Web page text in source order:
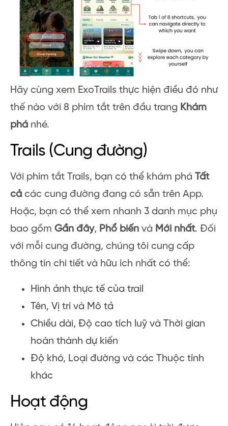
Hãy cùng xem ExoTrails thực hiện điều đó như
thế nào với 8 phím tắt trên đầu trang Khám
phá nhé.
Trails (Cung đường)
Với phím tắt Trails, bạn có thể khám phá Tất
cả các cung đường đang có sẵn trên App.
Hoặc, bạn có thể xem nhanh 3 danh mục phụ
bao gồm Gần đây, Phổ biến và Mới nhất. Đối
với mỗi cung đường, chúng tôi cung cấp
thông tin chi tiết và hữu ích nhất có thể:
Hình ảnh thực tế của trail
Tên, Vị trí và Mô tả
Chiều dài, Độ cao tích luỹ và Thời gian
hoàn thành dự kiến
Độ khó, Loại đường và các Thuộc tính
khác
Hoạt động